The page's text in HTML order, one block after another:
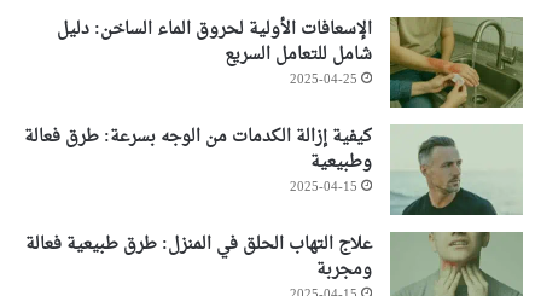
الإسعافات الأولية لحروق الماء الساخن: دليل
شامل للتعامل السريع
2025-04-25
كيفية إزالة الكدمات من الوجه بسرعة: طرق فعالة
وطبيعية
2025-04-15
علاج التهاب الحلق في المنزل: طرق طبيعية فعالة
ومجربة